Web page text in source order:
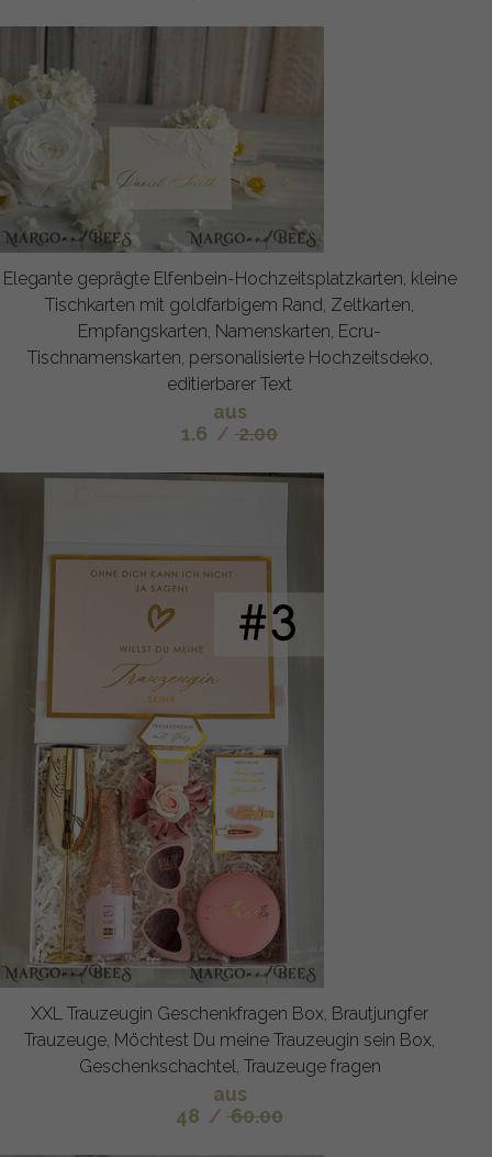
Elegante geprägte Elfenbein-Hochzeitsplatzkarten, kleine
Tischkarten mit goldfarbigem Rand, Zeltkarten,
Empfangskarten, Namenskarten, Ecru-
Tischnamenskarten, personalisierte Hochzeitsdeko,
editierbarer Text
aus
1.6 / 2.00
XXL Trauzeugin Geschenkfragen Box, Brautjungfer
Trauzeuge, Möchtest Du meine Trauzeugin sein Box,
Geschenkschachtel, Trauzeuge fragen
aus
48 / 60.00